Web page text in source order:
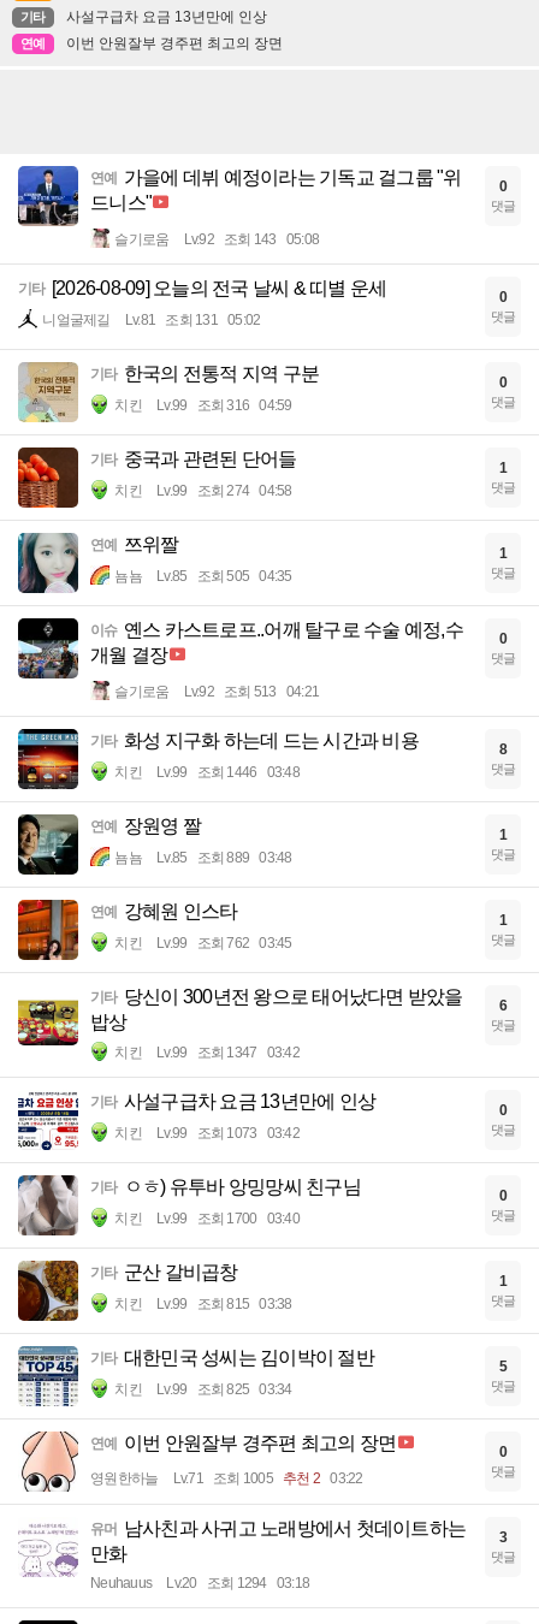
기타 사설구급차 요금 13년만에 인상
연예 이번 안원잘부 경주편 최고의 장면
연예 가을에 데뷔 예정이라는 기독교 걸그룹 "위
드니스"
슬기로움 Lv.92 조회 143 05:08
0
댓글
기타 [2026-08-09] 오늘의 전국 날씨 & 띠별 운세
니얼굴제길 Lv.81 조회 131 05:02
0
댓글
기타 한국의 전통적 지역 구분
치킨 Lv.99 조회 316 04:59
0
댓글
기타 중국과 관련된 단어들
치킨 Lv.99 조회 274 04:58
1
댓글
연예 쯔위짤
뇸뇸 Lv.85 조회 505 04:35
1
댓글
이슈 옌스 카스트로프..어깨 탈구로 수술 예정,수
개월 결장
슬기로움 Lv.92 조회 513 04:21
0
댓글
기타 화성 지구화 하는데 드는 시간과 비용
치킨 Lv.99 조회 1446 03:48
8
댓글
연예 장원영 짤
뇸뇸 Lv.85 조회 889 03:48
1
댓글
연예 강혜원 인스타
치킨 Lv.99 조회 762 03:45
1
댓글
기타 당신이 300년전 왕으로 태어났다면 받았을
밥상
치킨 Lv.99 조회 1347 03:42
6
댓글
기타 사설구급차 요금 13년만에 인상
치킨 Lv.99 조회 1073 03:42
0
댓글
기타 ㅇㅎ) 유투바 앙밍망씨 친구님
치킨 Lv.99 조회 1700 03:40
0
댓글
기타 군산 갈비곱창
치킨 Lv.99 조회 815 03:38
1
댓글
기타 대한민국 성씨는 김이박이 절반
치킨 Lv.99 조회 825 03:34
5
댓글
연예 이번 안원잘부 경주편 최고의 장면
영원한하늘 Lv.71 조회 1005 추천 2 03:22
0
댓글
유머 남사친과 사귀고 노래방에서 첫데이트하는
만화
Neuhauus Lv.20 조회 1294 03:18
3
댓글